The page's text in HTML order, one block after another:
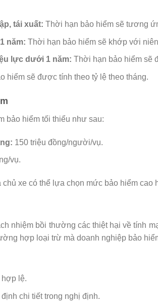
tái xuất: Thời hạn bảo hiểm sẽ tương
năm: Thời hạn bảo hiểm sẽ khớp với
lực dưới 1 năm: Thời hạn bảo hiểm sẽ
hiểm sẽ được tính theo tỷ lệ theo tháng.
bảo hiểm tối thiểu như sau:
150 triệu đồng/người/vụ.
vụ.
xe có thể lựa chọn mức bảo hiểm cao
nhiệm bồi thường các thiệt hại về tính
hợp loại trừ mà doanh nghiệp bảo
lệ.
chi tiết trong nghị định.